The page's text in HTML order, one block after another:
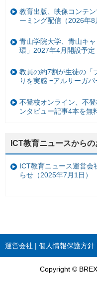
教育出版、映像コンテ
ーミング配信（2026年8
青山学院大学、青山キ
環」2027年4月開設予定
教員の約7割が生徒の「
りを実感 =アルサーガ
不登校オンライン、不
ンタビュー記事4本を無
ICT教育ニュースから
ICT教育ニュース運営会
らせ（2025年7月1日）
運営会社 個人情報保護方針
Copyright ©